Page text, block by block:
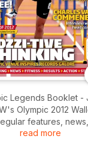
Legends Booklet -
Olympic 2012
features,
training advice
read more